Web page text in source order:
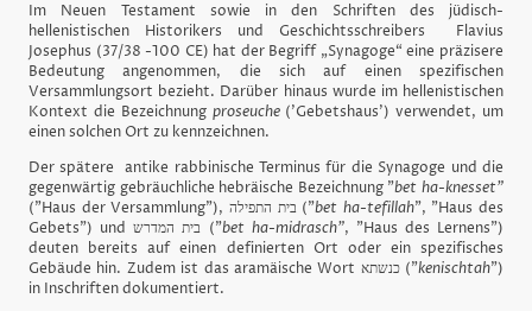
Im Neuen Testament sowie in den Schriften des jüdisch-
hellenistischen Historikers und Geschichtsschreibers Flavius
Josephus (37/38 -100 CE) hat der Begriff „Synagoge“ eine präzisere
Bedeutung angenommen, die sich auf einen spezifischen
Versammlungsort bezieht. Darüber hinaus wurde im hellenistischen
Kontext die Bezeichnungproseuche('Gebetshaus') verwendet, um
einen solchen Ort zu kennzeichnen.
Der spätere antike rabbinische Terminus für die Synagoge und die
gegenwärtig gebräuchliche hebräische Bezeichnung "bet ha-knesset"
("Haus der Versammlung"), בית התפילה ("bet ha-tefillah", "Haus des
Gebets") und בית המדרש ("bet ha-midrasch", "Haus des Lernens")
deuten bereits auf einen definierten Ort oder ein spezifisches
Gebäude hin. Zudem ist das aramäische Wort כנשתא ("kenischtah")
in Inschriften dokumentiert.